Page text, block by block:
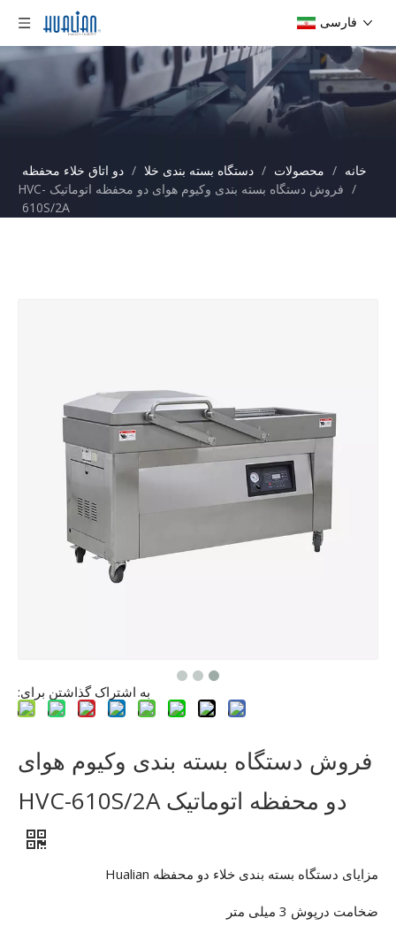
فارسی
خانه / محصولات / دستگاه بسته بندی خلا / دو اتاق خلاء محفظه
/
فروش دستگاه بسته بندی وکیوم هوای دو محفظه اتوماتیک HVC-
610S/2A
به اشتراک گذاشتن برای:
فروش دستگاه بسته بندی وکیوم هوای
دو محفظه اتوماتیک HVC-610S/2A
مزایای دستگاه بسته بندی خلاء دو محفظه Hualian
ضخامت درپوش 3 میلی متر